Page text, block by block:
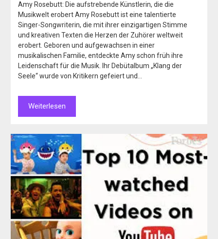
Amy Rosebutt: Die aufstrebende Künstlerin, die die
Musikwelt erobert Amy Rosebutt ist eine talentierte
Singer-Songwriterin, die mit ihrer einzigartigen Stimme
und kreativen Texten die Herzen der Zuhörer weltweit
erobert. Geboren und aufgewachsen in einer
musikalischen Familie, entdeckte Amy schon früh ihre
Leidenschaft für die Musik. Ihr Debütalbum „Klang der
Seele“ wurde von Kritikern gefeiert und…
Weiterlesen